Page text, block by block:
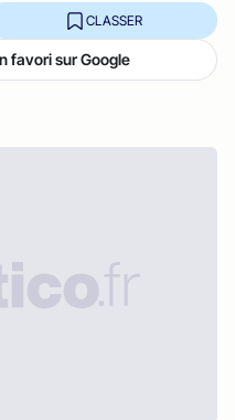
CLASSER
favori sur Google